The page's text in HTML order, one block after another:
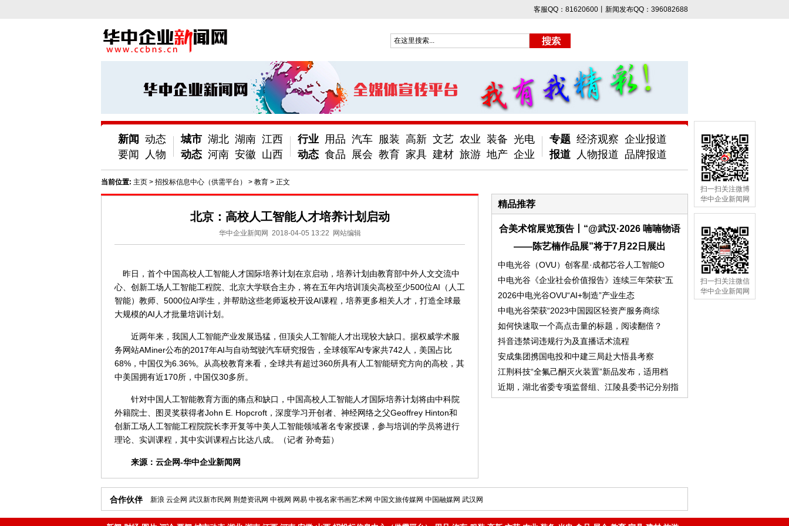
客服QQ：81620600丨新闻发布QQ：396082688
新闻
要闻
动态
人物
城市
动态
湖北 湖南 江西
河南 安徽 山西
行业
动态
用品 汽车 服装 高新 文艺 农业 装备 光电
食品
展会 教育 家具 建材 旅游 地产 企业
专题
报道
经济观察 企业报道
人物报道 品牌报道
扫一扫关注微博
华中企业新闻网
扫一扫关注微信
华中企业新闻网
当前位置: 主页 > 招投标信息中心（供需平台） > 教育 > 正文
北京：高校人工智能人才培养计划启动
华中企业新闻网 2018-04-05 13:22 网站编辑
昨日，首个中国高校人工智能人才国际培养计划在京启动，培养计划由教育部中外人文交流中
心、创新工场人工智能工程院、北京大学联合主办，将在五年内培训顶尖高校至少500位AI（人工
智能）教师、5000位AI学生，并帮助这些老师返校开设AI课程，培养更多相关人才，打造全球最
大规模的AI人才批量培训计划。
近两年来，我国人工智能产业发展迅猛，但顶尖人工智能人才出现较大缺口。据权威学术服
务网站AMiner公布的2017年AI与自动驾驶汽车研究报告，全球领军AI专家共742人，美国占比
68%，中国仅为6.36%。从高校教育来看，全球共有超过360所具有人工智能研究方向的高校，其
中美国拥有近170所，中国仅30多所。
针对中国人工智能教育方面的痛点和缺口，中国高校人工智能人才国际培养计划将由中科院
外籍院士、图灵奖获得者John E. Hopcroft，深度学习开创者、神经网络之父Geoffrey Hinton和
创新工场人工智能工程院院长李开复等中美人工智能领域著名专家授课，参与培训的学员将进行
理论、实训课程，其中实训课程占比达八成。（记者 孙奇茹）
来源： 云企网-华中企业新闻网
精品推荐
合美术馆展览预告丨“@武汉·2026 喃喃物语
——陈艺楠作品展”将于7月22日展出
中电光谷（OVU）创客星·成都芯谷人工智能O
中电光谷《企业社会价值报告》连续三年荣获“五
2026中电光谷OVU“AI+制造”产业生态
中电光谷荣获“2023中国园区轻资产服务商综
如何快速取一个高点击量的标题，阅读翻倍？
抖音违禁词违规行为及直播话术流程
安成集团携国电投和中建三局赴大悟县考察
江荆科技“全氟己酮灭火装置”新品发布，适用档
近期，湖北省委专项监督组、江陵县委书记分别指
合作伙伴 新浪 云企网 武汉新市民网 荆楚资讯网 中视网 网易 中视名家书画艺术网 中国文旅传媒网 中国融媒网 武汉网